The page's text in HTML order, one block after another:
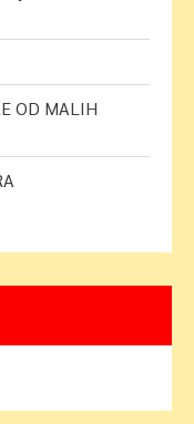
OD MALIH